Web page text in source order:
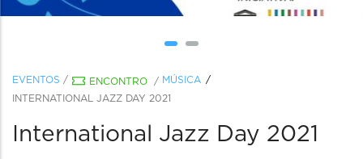
EVENTOS / ENCONTRO / MÚSICA
INTERNATIONAL JAZZ DAY 2021
International Jazz Day 2021